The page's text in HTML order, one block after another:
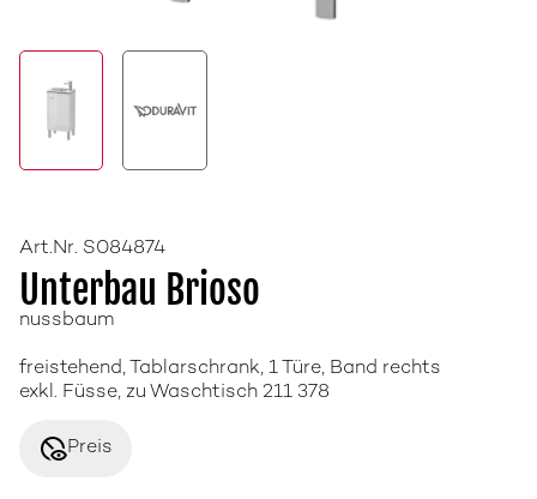
Art.Nr. S084874
Unterbau Brioso
nussbaum
freistehend, Tablarschrank, 1 Türe, Band rechts
exkl. Füsse, zu Waschtisch 211 378
disabled_visiblePreis